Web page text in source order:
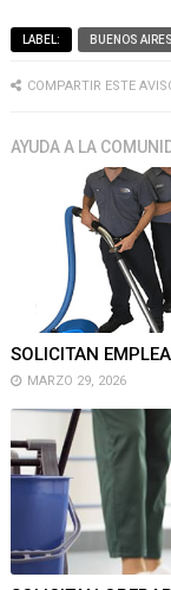
LABEL: BUENOS AIRES
COMPARTIR ESTE
AYUDA A LA
SOLICITAN
MARZO 29, 2026